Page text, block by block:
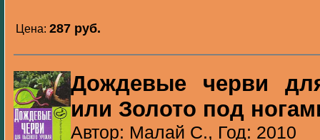
Цена: 287 pуб.
Дождевые черви
или Золото под
Автор: Малай С., Год: 2010